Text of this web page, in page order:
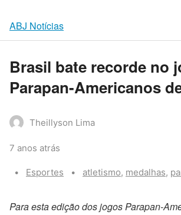
ABJ Notícias
Brasil bate recorde no
Parapan-Americanos
Theillyson Lima
7 anos atrás
Categories:
Esportes Tags:
atletismo, medalhas,
Para esta edição dos jogos Parapan-